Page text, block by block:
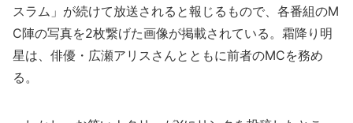
スラム」が続けて放送されると報じるもので、各番組のM
C陣の写真を2枚繋げた画像が掲載されている。霜降り明
星は、俳優・広瀬アリスさんとともに前者のMCを務め
る。